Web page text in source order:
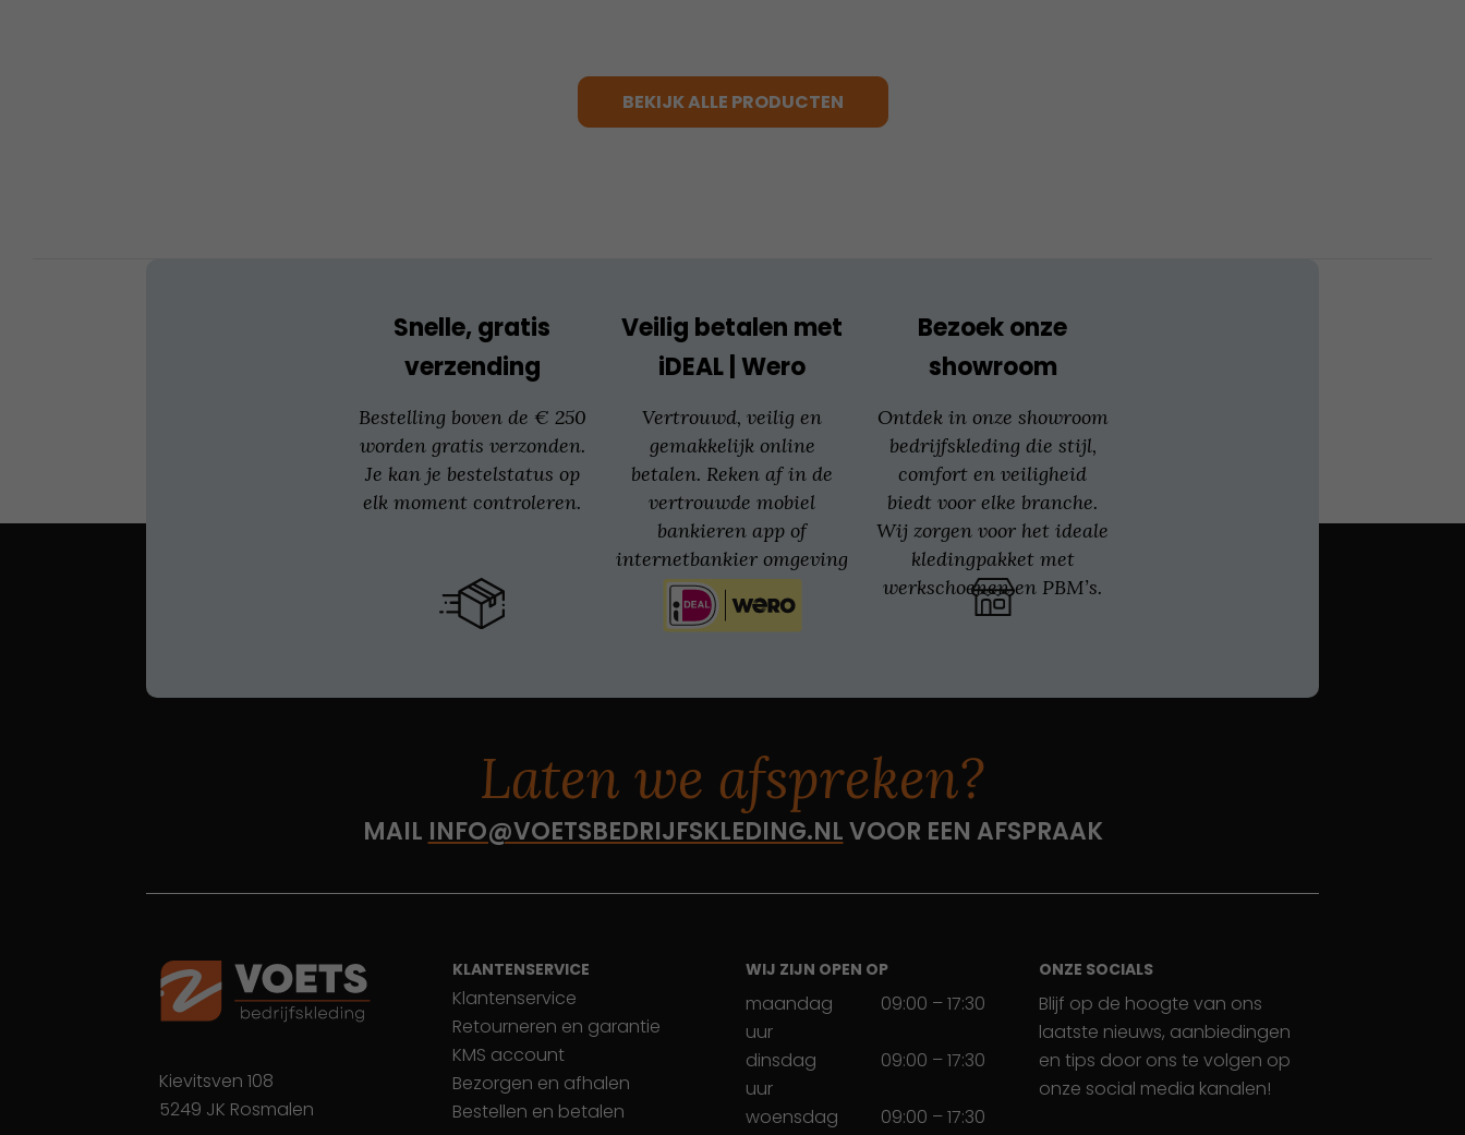
variaties.
productpagina
BEKIJK ALLE PRODUCTEN
Snelle, gratis
verzending
Bestelling boven de € 250
worden gratis verzonden.
Je kan je bestelstatus op
elk moment controleren.
Veilig betalen met
iDEAL | Wero
Vertrouwd, veilig en
gemakkelijk online
betalen. Reken af in de
vertrouwde mobiel
bankieren app of
internetbankier omgeving
van jouw bank.
Bezoek onze
showroom
Ontdek in onze showroom
bedrijfskleding die stijl,
comfort en veiligheid
biedt voor elke branche.
Wij zorgen voor het ideale
kledingpakket met
werkschoenen en PBM’s.
Laten we afspreken?
MAIL INFO@VOETSBEDRIJFSKLEDING.NLVOOR EEN AFSPRAAK
Kievitsven 108
5249 JK Rosmalen
KLANTENSERVICE
Klantenservice
Retourneren en garantie
KMS account
Bezorgen en afhalen
Bestellen en betalen
WIJ ZIJN OPEN OP
maandag
09:00 – 17:30
uur
dinsdag
09:00 – 17:30
uur
woensdag
09:00 – 17:30
ONZE SOCIALS
Blijf op de hoogte van ons
laatste nieuws, aanbiedingen
en tips door ons te volgen op
onze social media kanalen!